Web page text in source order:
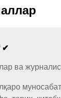
✔
ва